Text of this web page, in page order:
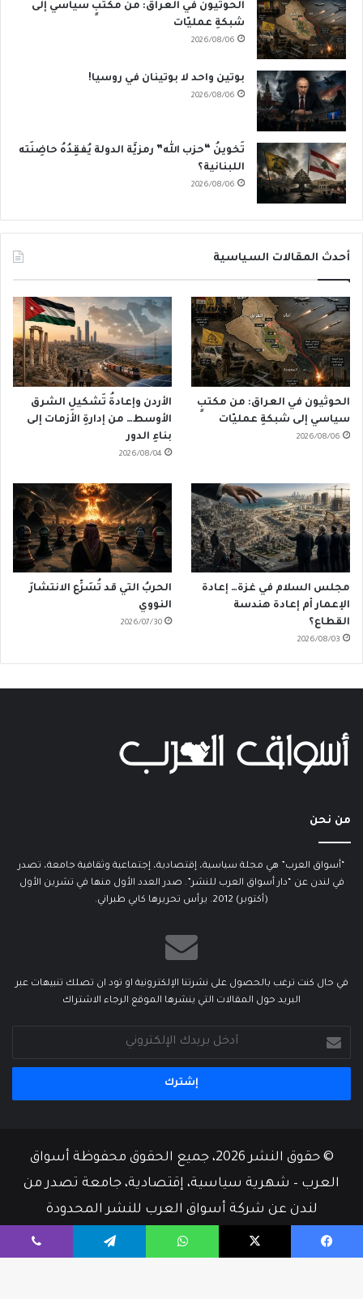
الحوثيون في العراق: من مكتبٍ سياسي إلى
شبكةِ عمليّات
2026/08/06
بوتين واحد لا بوتينان في روسيا!
2026/08/06
تَخوينُ “حزب الله” رمزيَّة الدولة يُفقِدُهُ حاضِنَته
اللبنانية؟
2026/08/06
أحدث المقالات السياسية
الحوثيون في العراق: من مكتبٍ
سياسي إلى شبكةِ عمليّات
2026/08/06
الأردن وإعادةُ تَشكيلِ الشرق
الأوسط… من إدارةِ الأزمات إلى
بناءِ الدور
2026/08/04
مجلس السلام في غزة… إعادة
الإعمار أم إعادة هندسة
القطاع؟
2026/08/03
الحربُ التي قد تُسَرِّع الانتشارَ
النووي
2026/07/30
من نحن
“أسواق العرب” هي مجلة سياسية، إقتصادية، إجتماعية وثقافية جامعة، تصدر
في لندن عن “دار أسواق العرب للنشر”. صدر العدد الأول منها في تشرين الأول
(أكتوبر) 2012. يرأس تحريرها كابي طبراني.
في حال كنت ترغب بالحصول على نشرتنا الإلكترونية او تود ان تصلك تنبيهات عبر
البريد حول المقالات التي ينشرها الموقع الرجاء الاشتراك
بريدك
الإلكتروني
© حقوق النشر 2026، جميع الحقوق محفوظة أسواق
العرب – شهرية سياسية، إقتصادية، جامعة تصدر من
لندن عن شركة أسواق العرب للنشر المحدودة
من نحن أسرة التحرير إتصل بنا
فيسبوك ‫X واتساب تيلقرام ڤايبر